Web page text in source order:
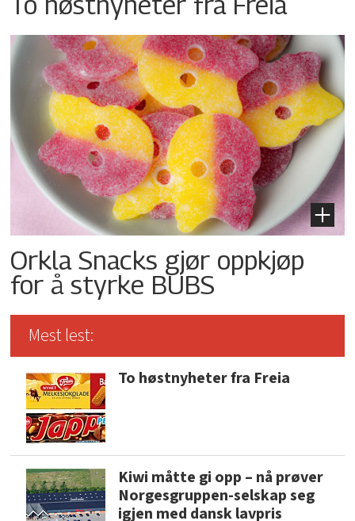
Orkla Snacks gjør oppkjøp
for å styrke BUBS
Mest lest:
To høstnyheter fra Freia
Kiwi måtte gi opp – nå prøver
Norgesgruppen-selskap seg
igjen med dansk lavpris